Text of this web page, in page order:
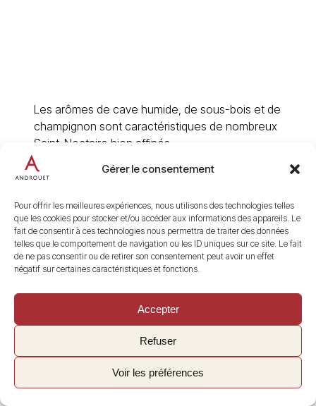
Gérer le consentement
Pour offrir les meilleures expériences, nous utilisons des technologies telles
que les cookies pour stocker et/ou accéder aux informations des appareils. Le
fait de consentir à ces technologies nous permettra de traiter des données
telles que le comportement de navigation ou les ID uniques sur ce site. Le fait
de ne pas consentir ou de retirer son consentement peut avoir un effet
négatif sur certaines caractéristiques et fonctions.
Accepter
Refuser
Voir les préférences
Les arômes de cave humide, de sous-bois et de
champignon sont caractéristiques de nombreux
Saint-Nectaire bien affinés.
Ils proviennent de la flore de surface et des
transformations qui se produisent pendant la
maturation.
Cette odeur ne signifie pas que le fromage est
défectueux.
Elle doit cependant rester équilibrée.
saveur nette, douce et harmonieuse.
Une odeur excessivement ammoniacale, une
croûte très collante ou une pâte devenue
amère peuvent indiquer un affinage trop avancé
ou une conservation inadaptée.